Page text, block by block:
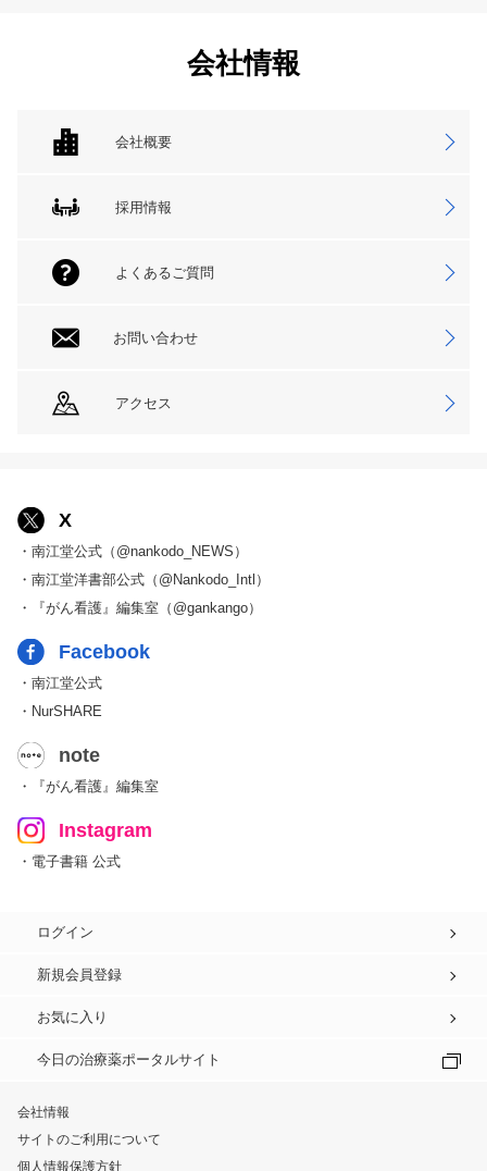
会社情報
会社概要
採用情報
よくあるご質問
お問い合わせ
アクセス
X
・南江堂公式（@nankodo_NEWS）
・南江堂洋書部公式（@Nankodo_Intl）
・『がん看護』編集室（@gankango）
Facebook
・南江堂公式
・NurSHARE
note
・『がん看護』編集室
Instagram
・電子書籍 公式
ログイン
新規会員登録
お気に入り
今日の治療薬ポータルサイト
会社情報
サイトのご利用について
個人情報保護方針